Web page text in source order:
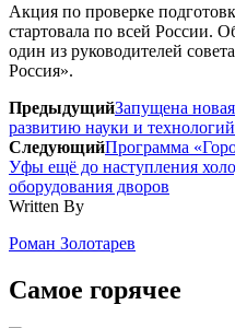
Акция по проверке
стартовала по всей России.
один из руководителей
Россия».
ПредыдущийЗапущена
развитию науки и
СледующийПрограмма
Уфы ещё до наступления
оборудования дворов
Written By
Роман Золотарев
Самое горячее